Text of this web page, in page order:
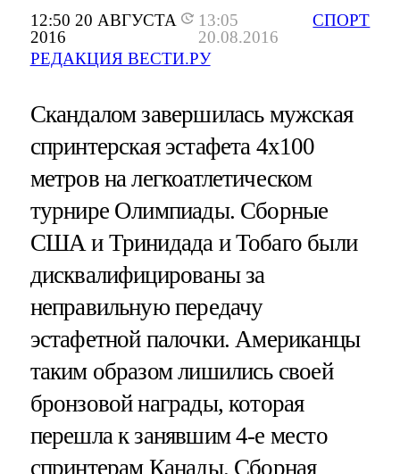
12:50 20 АВГУСТА
2016
13:05
20.08.2016
РЕДАКЦИЯ ВЕСТИ.РУ
СПОРТ
Скандалом завершилась мужская
спринтерская эстафета 4х100
метров на легкоатлетическом
турнире Олимпиады. Сборные
США и Тринидада и Тобаго были
дисквалифицированы за
неправильную передачу
эстафетной палочки. Американцы
таким образом лишились своей
бронзовой награды, которая
перешла к занявшим 4-е место
спринтерам Канады. Сборная